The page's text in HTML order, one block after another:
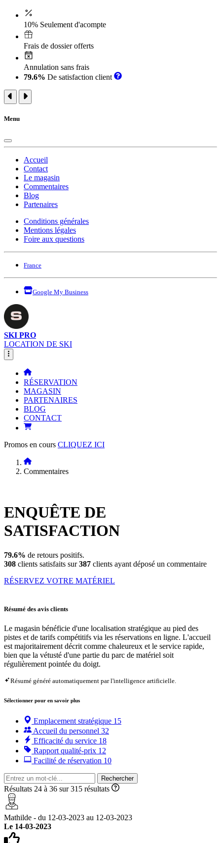
10% Seulement d'acompte
Frais de dossier offerts
Annulation sans frais
79.6% De satisfaction client
Menu
Accueil
Contact
Le magasin
Commentaires
Blog
Partenaires
Conditions générales
Mentions légales
Foire aux questions
France
Google My Business
SKI PRO
LOCATION DE SKI
RÉSERVATION
MAGASIN
PARTENAIRES
BLOG
CONTACT
Promos en cours CLIQUEZ ICI
Commentaires
ENQUÊTE DE
SATISFACTION
79.6% de retours positifs.
308 clients satisfaits sur387 clients ayant déposé un commentaire
RÉSERVEZ VOTRE MATÉRIEL
Résumé des avis clients
Le magasin bénéficie d'une localisation stratégique au pied des
pistes et de tarifs compétitifs via les réservations en ligne. L'accueil
est majoritairement décrit comme chaleureux et le service rapide,
bien que la vétusté d'une partie du parc de matériel soit
régulièrement pointée du doigt.
Résumé généré automatiquement par l'intelligence artificielle.
Sélectionner pour en savoir plus
Emplacement stratégique 15
Accueil du personnel 32
Efficacité du service 18
Rapport qualité-prix 12
Facilité de réservation 10
Rechercher
Résultats 24 à 36 sur 315 résultats
Mathilde - du 12-03-2023 au 12-03-2023
Le 14-03-2023